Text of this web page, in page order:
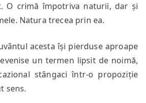
O crimă împotriva naturii, dar și
Natura trecea prin ea.
acesta își pierduse aproape
un termen lipsit de noimă,
stângaci într-o propoziție
sens.